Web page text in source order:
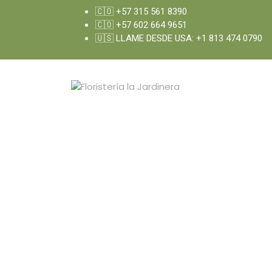
🇨🇴 +57 315 561 8390
🇨🇴 +57 602 664 9651
🇺🇸 LLAME DESDE USA: +1 813 474 0790